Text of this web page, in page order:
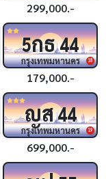
299,000.-
18
5กธ44
กรุงเทพมหานคร
179,000.-
19
ญส44
กรุงเทพมหานคร
699,000.-